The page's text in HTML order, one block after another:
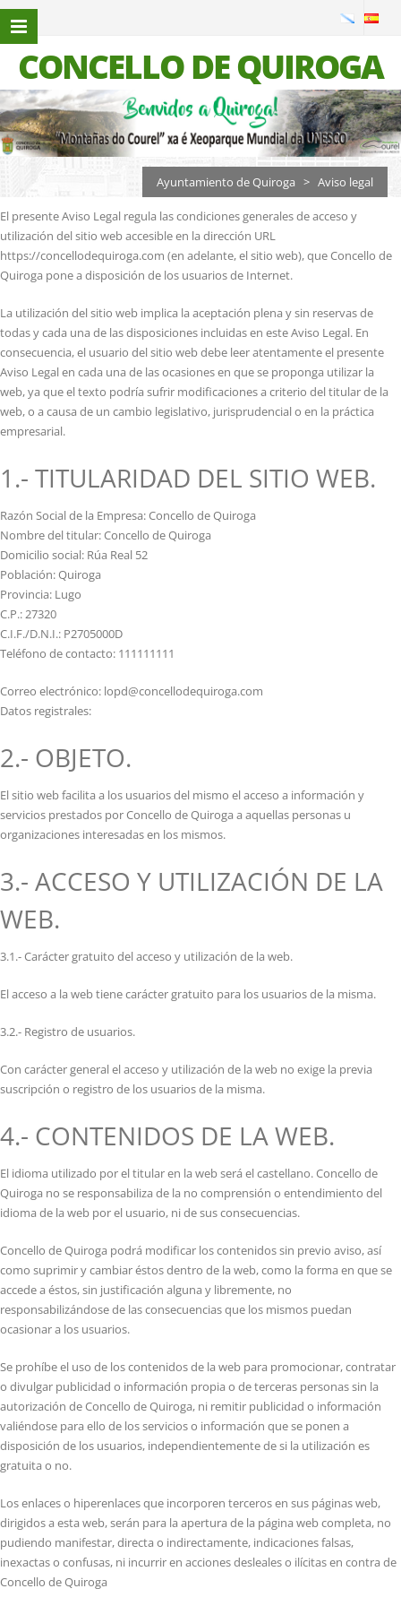
CONCELLO DE QUIROGA
Aviso legal
Ayuntamiento de Quiroga > Aviso legal
El presente Aviso Legal regula las condiciones generales de acceso y
utilización del sitio web accesible en la dirección URL
https://concellodequiroga.com (en adelante, el sitio web), que Concello de
Quiroga pone a disposición de los usuarios de Internet.
La utilización del sitio web implica la aceptación plena y sin reservas de
todas y cada una de las disposiciones incluidas en este Aviso Legal. En
consecuencia, el usuario del sitio web debe leer atentamente el presente
Aviso Legal en cada una de las ocasiones en que se proponga utilizar la
web, ya que el texto podría sufrir modificaciones a criterio del titular de la
web, o a causa de un cambio legislativo, jurisprudencial o en la práctica
empresarial.
1.- TITULARIDAD DEL SITIO WEB.
Razón Social de la Empresa: Concello de Quiroga
Nombre del titular: Concello de Quiroga
Domicilio social: Rúa Real 52
Población: Quiroga
Provincia: Lugo
C.P.: 27320
C.I.F./D.N.I.: P2705000D
Teléfono de contacto: 111111111
Correo electrónico: lopd@concellodequiroga.com
Datos registrales:
2.- OBJETO.
El sitio web facilita a los usuarios del mismo el acceso a información y
servicios prestados por Concello de Quiroga a aquellas personas u
organizaciones interesadas en los mismos.
3.- ACCESO Y UTILIZACIÓN DE LA
WEB.
3.1.- Carácter gratuito del acceso y utilización de la web.
El acceso a la web tiene carácter gratuito para los usuarios de la misma.
3.2.- Registro de usuarios.
Con carácter general el acceso y utilización de la web no exige la previa
suscripción o registro de los usuarios de la misma.
4.- CONTENIDOS DE LA WEB.
El idioma utilizado por el titular en la web será el castellano. Concello de
Quiroga no se responsabiliza de la no comprensión o entendimiento del
idioma de la web por el usuario, ni de sus consecuencias.
Concello de Quiroga podrá modificar los contenidos sin previo aviso, así
como suprimir y cambiar éstos dentro de la web, como la forma en que se
accede a éstos, sin justificación alguna y libremente, no
responsabilizándose de las consecuencias que los mismos puedan
ocasionar a los usuarios.
Se prohíbe el uso de los contenidos de la web para promocionar, contratar
o divulgar publicidad o información propia o de terceras personas sin la
autorización de Concello de Quiroga, ni remitir publicidad o información
valiéndose para ello de los servicios o información que se ponen a
disposición de los usuarios, independientemente de si la utilización es
gratuita o no.
Los enlaces o hiperenlaces que incorporen terceros en sus páginas web,
dirigidos a esta web, serán para la apertura de la página web completa, no
pudiendo manifestar, directa o indirectamente, indicaciones falsas,
inexactas o confusas, ni incurrir en acciones desleales o ilícitas en contra de
Concello de Quiroga